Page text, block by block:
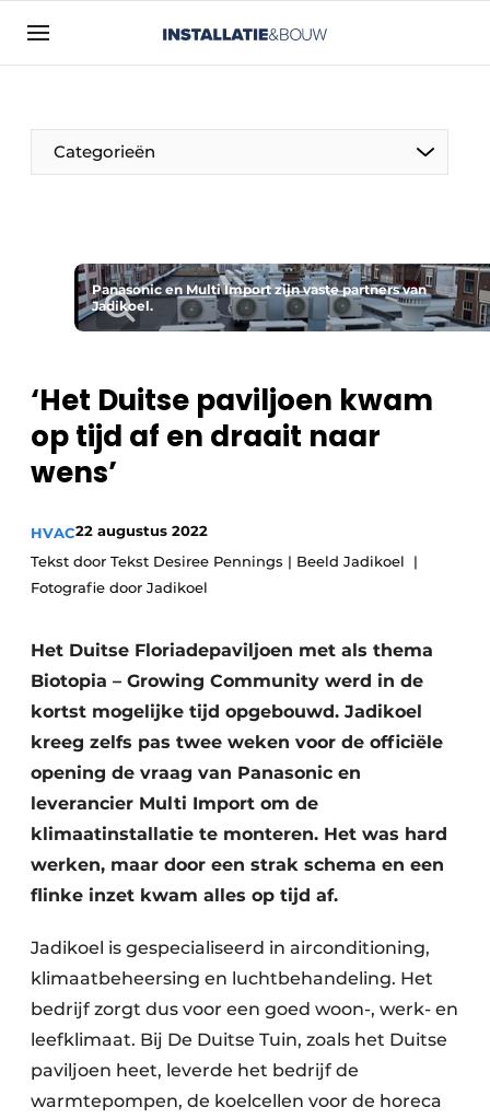
Aanmelden
Bedrijven
Contact
Installatie & Bouw | Platform over
installatietechniek, klimaatbeheersing en
Nieuwsbrief
Podcasts
Privacy / Cookie statement
Vacature aanmelden
Vacatures
Video’s
Categorieën
Panasonic en Multi Import zijn vaste partners van
Jadikoel.
‘Het Duitse paviljoen kwam
op tijd af en draait naar
wens’
HVAC22 augustus 2022
Tekst door Tekst Desiree Pennings | Beeld Jadikoel
Fotografie door Jadikoel
Het Duitse Floriadepaviljoen met als thema
Biotopia – Growing Community werd in de
kortst mogelijke tijd opgebouwd. Jadikoel
kreeg zelfs pas twee weken voor de officiële
opening de vraag van Panasonic en
leverancier Multi Import om de
klimaatinstallatie te monteren. Het was hard
werken, maar door een strak schema en een
flinke inzet kwam alles op tijd af.
Jadikoel is gespecialiseerd in airconditioning,
klimaatbeheersing en luchtbehandeling. Het
bedrijf zorgt dus voor een goed woon-, werk- en
leefklimaat. Bij De Duitse Tuin, zoals het Duitse
paviljoen heet, leverde het bedrijf de
warmtepompen, de koelcellen voor de horeca